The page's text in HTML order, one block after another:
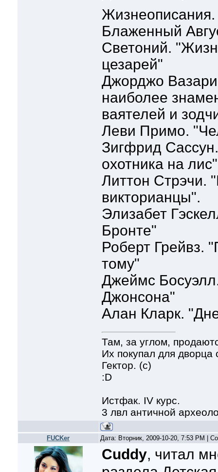
Жизнеописания.
Блаженный
Светоний.
цезарей"
Джорджо
наиболее
ваятелей и
Леви Примо.
Зигфрид
охотника на лис"
Литтон
викторианцы".
Элизабет
Бронте"
Роберт Грейвз.
тому"
Джеймс
Джонсона"
Алан Кларк.
Там, за углом,
Их покупал для
Гектор. (с)
:D
Истфак. IV курс.
3 лвл античной
FUCKer Дата: Вторник, 2009-10-20, 7:53 PM |
Cuddy, читал